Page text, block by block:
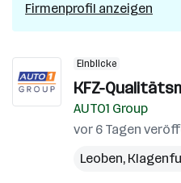
Firmenprofil anzeigen
Einblicke
KFZ-
AUTO1 Group
vor 6 Tagen
Leoben,